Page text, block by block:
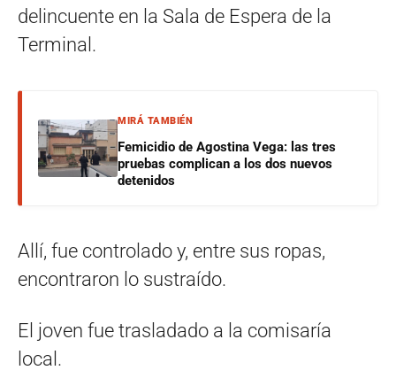
delincuente en la Sala de Espera de la
Terminal.
MIRÁ TAMBIÉN
Femicidio de Agostina Vega: las tres
pruebas complican a los dos nuevos
detenidos
Allí, fue controlado y, entre sus ropas,
encontraron lo sustraído.
El joven fue trasladado a la comisaría
local.